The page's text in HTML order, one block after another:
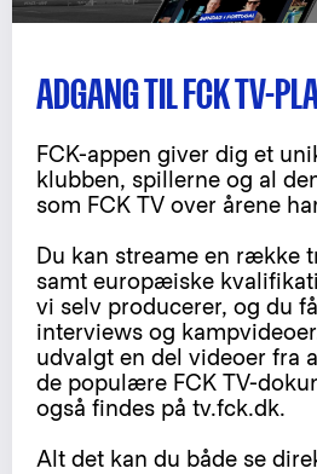
ADGANG TIL FCK TV-
FCK-appen giver dig et
klubben, spillerne og al
som FCK TV over årene
Du kan streame en række
samt europæiske
vi selv producerer, og du
interviews og
udvalgt en del videoer fra
de populære FCK TV-
også findes på tv.fck.dk.
Alt det kan du både se